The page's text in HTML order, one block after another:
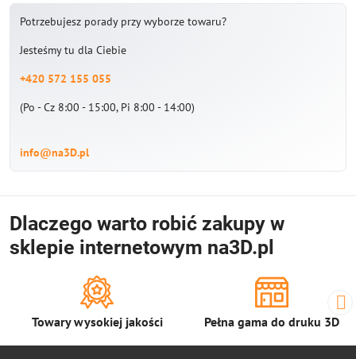
Potrzebujesz porady przy wyborze towaru?
Jesteśmy tu dla Ciebie
+420 572 155 055
(Po - Cz 8:00 - 15:00, Pi 8:00 - 14:00)
info@na3D.pl
Dlaczego warto robić zakupy w
sklepie internetowym na3D.pl
Towary wysokiej jakości Pełna gama do druku 3D